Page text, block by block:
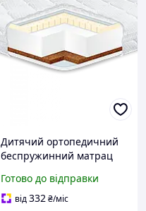
Дитячий ортопедичний
беспружинний матрац
Кокос-Латекс) ТМ
Еurosleep
Готово до відправки
від332₴/міс